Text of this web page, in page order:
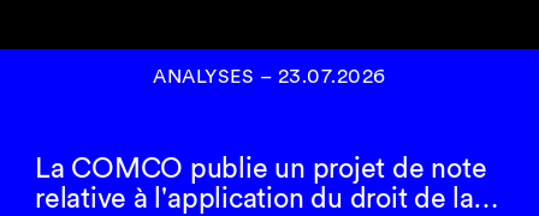
ANALYSES – 23.07.2026
La COMCO publie un projet de note
relative à l'application du droit de la…